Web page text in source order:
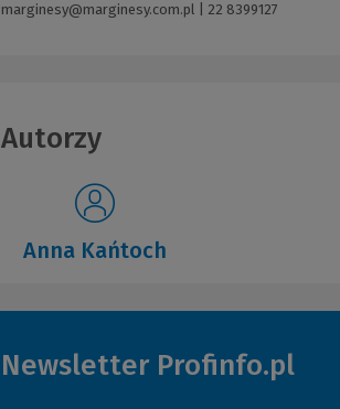
marginesy@marginesy.com.pl
22 8399127
Autorzy
Anna Kańtoch
Newsletter Profinfo.pl